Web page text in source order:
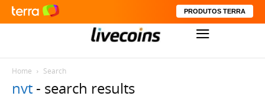
PRODUTOS TERRA
Home Search
nvt - search results